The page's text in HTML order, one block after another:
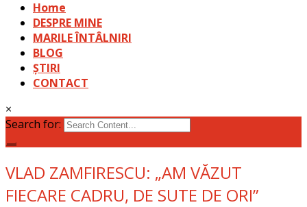
Home
DESPRE MINE
MARILE ÎNTÂLNIRI
BLOG
ȘTIRI
CONTACT
×
Search for:
VLAD ZAMFIRESCU: „AM VĂZUT
FIECARE CADRU, DE SUTE DE ORI”